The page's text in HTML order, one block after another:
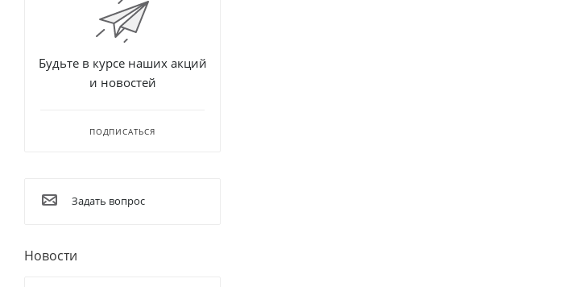
Будьте в курсе наших акций
и новостей
ПОДПИСАТЬСЯ
Задать вопрос
Новости